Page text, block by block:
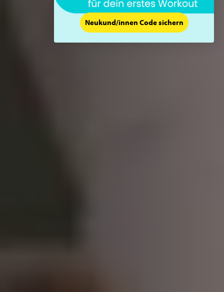
Neukund/innen Code sichern